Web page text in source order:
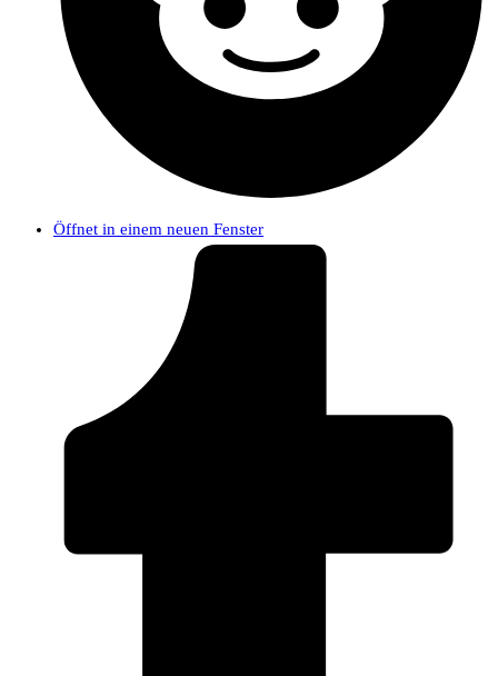
Öffnet in einem neuen Fenster